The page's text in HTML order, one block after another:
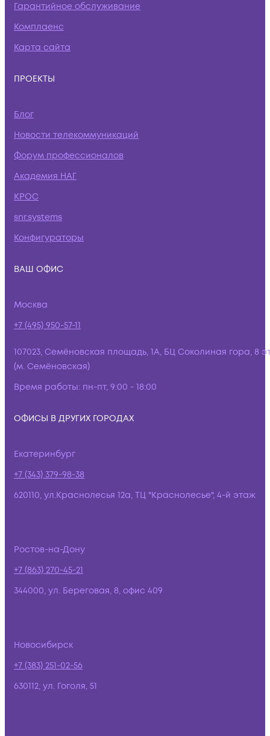
Гарантийное обслуживание
Комплаенс
Карта сайта
ПРОЕКТЫ
Блог
Новости телекоммуникаций
Форум профессионалов
Академия НАГ
КРОС
snr.systems
Конфигураторы
ВАШ ОФИС
Москва
+7 (495) 950-57-11
107023, Семёновская площадь, 1А, БЦ Соколиная гора, 8
(м. Семёновская)
Время работы: пн-пт, 9:00 - 18:00
ОФИСЫ В ДРУГИХ ГОРОДАХ
Екатеринбург
+7 (343) 379-98-38
620110, ул.Краснолесья 12а, ТЦ "Краснолесье", 4-й этаж
Ростов-на-Дону
+7 (863) 270-45-21
344000, ул. Береговая, 8, офис 409
Новосибирск
+7 (383) 251-02-56
630112, ул. Гоголя, 51